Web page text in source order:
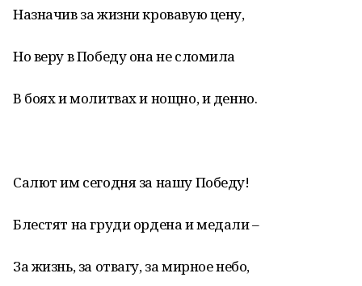
Назначив за жизни кровавую цену,
Но веру в Победу она не сломила
В боях и молитвах и нощно, и денно.
Салют им сегодня за нашу Победу!
Блестят на груди ордена и медали –
За жизнь, за отвагу, за мирное небо,